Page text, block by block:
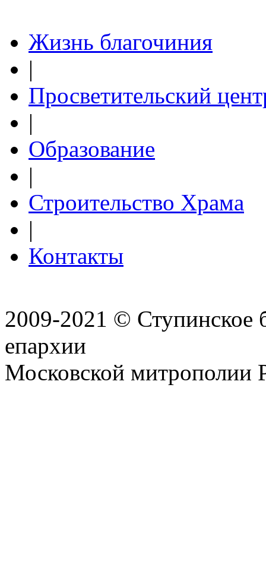
Жизнь благочиния
|
Просветительский
|
Образование
|
Строительство Храма
|
Контакты
2009-2021 © Ступинское
епархии
Московской митрополии